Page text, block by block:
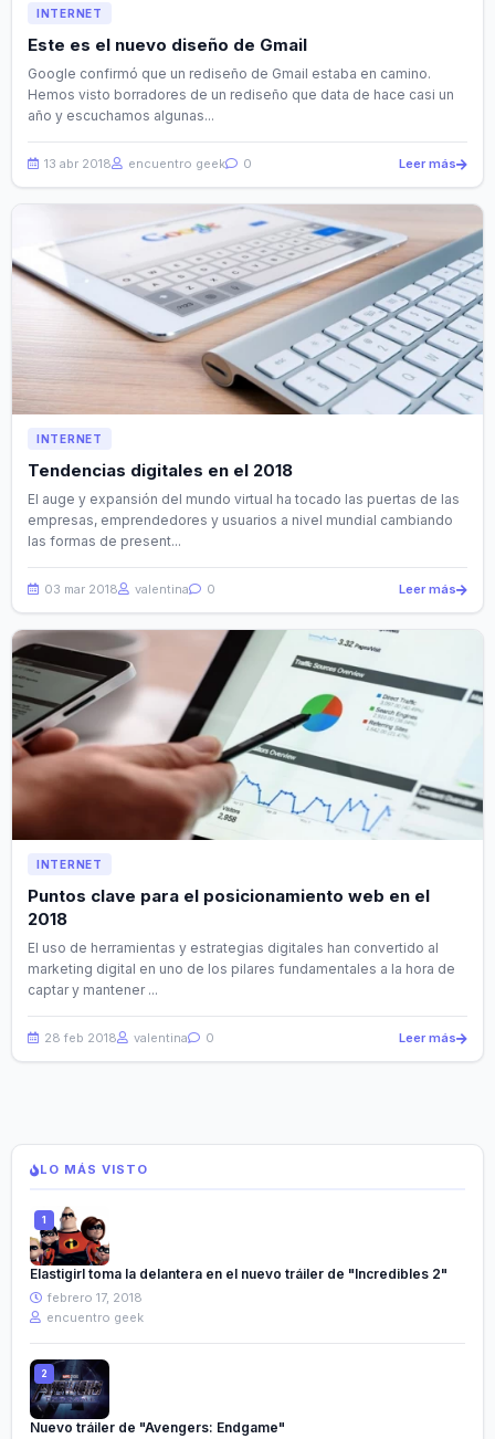
INTERNET
Este es el nuevo diseño de Gmail
Google confirmó que un rediseño de Gmail estaba en camino.
Hemos visto borradores de un rediseño que data de hace casi un
año y escuchamos algunas...
13 abr 2018 encuentro geek 0 Leer más
INTERNET
Tendencias digitales en el 2018
El auge y expansión del mundo virtual ha tocado las puertas de las
empresas, emprendedores y usuarios a nivel mundial cambiando
las formas de present...
03 mar 2018 valentina 0 Leer más
INTERNET
Puntos clave para el posicionamiento web en el
2018
El uso de herramientas y estrategias digitales han convertido al
marketing digital en uno de los pilares fundamentales a la hora de
captar y mantener ...
28 feb 2018 valentina 0 Leer más
LO MÁS VISTO
Elastigirl toma la delantera en el nuevo tráiler de "Incredibles 2"
febrero 17, 2018
encuentro geek
Nuevo tráiler de "Avengers: Endgame"